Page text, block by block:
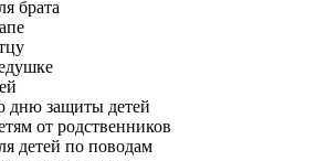
брата
дню защиты детей
от родственников
детей по поводам